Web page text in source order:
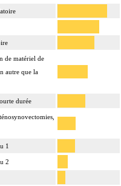
de matériel de
autre que la
durée
1
2